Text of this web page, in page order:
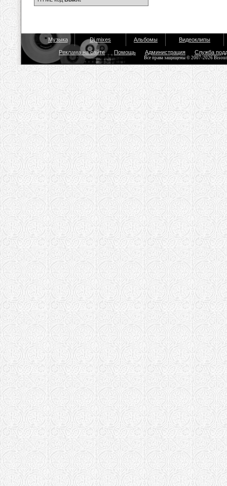
Музыка Dj mixes Альбомы Видеоклипы
Реклама на сайте Помощь Администрация Служба
Все права защищены © 2007-2026